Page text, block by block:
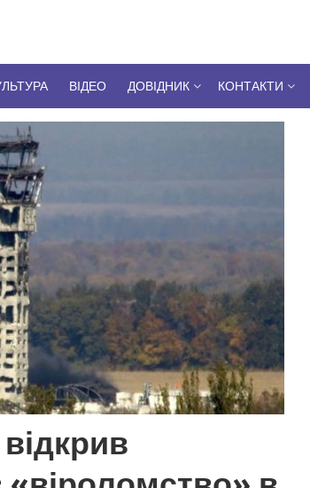
ВІДЕО ДОВІДНИК КОНТАКТИ